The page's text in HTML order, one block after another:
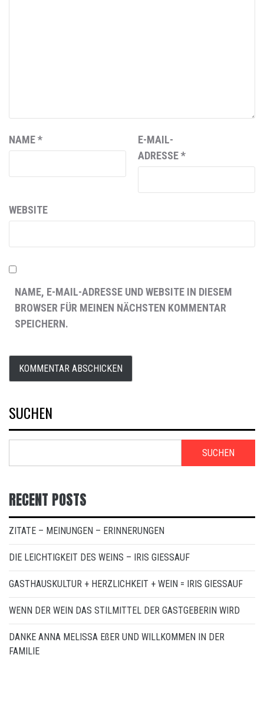
NAME*
E-MAIL-
ADRESSE*
WEBSITE
NAME, E-MAIL-ADRESSE UND WEBSITE IN DIESEM
BROWSER FÜR MEINEN NÄCHSTEN KOMMENTAR
SPEICHERN.
SUCHEN
SUCHEN
RECENT POSTS
ZITATE – MEINUNGEN – ERINNERUNGEN
DIE LEICHTIGKEIT DES WEINS – IRIS GIESSAUF
GASTHAUSKULTUR + HERZLICHKEIT + WEIN = IRIS GIESSAUF
WENN DER WEIN DAS STILMITTEL DER GASTGEBERIN WIRD
DANKE ANNA MELISSA EßER UND WILLKOMMEN IN DER
FAMILIE